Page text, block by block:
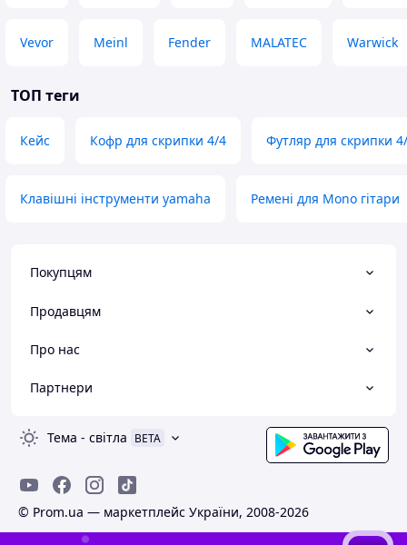
Vevor Meinl Fender MALATEC Warwick
ТОП теги
Кейс Кофр для скрипки 4/4 Футляр для скрипки
Клавішні інструменти yamaha Ремені для Mono гітари
Покупцям
Продавцям
Про нас
Партнери
Тема - світла BETA
© Prom.ua — маркетплейс України, 2008-2026